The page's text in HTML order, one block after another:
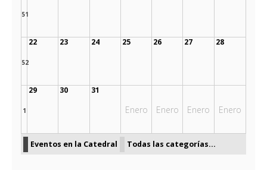
51
52
22 23 24 25 26 27 28
1
29 30 31
Enero Enero Enero Enero
Eventos en la Catedral Todas las categorías...